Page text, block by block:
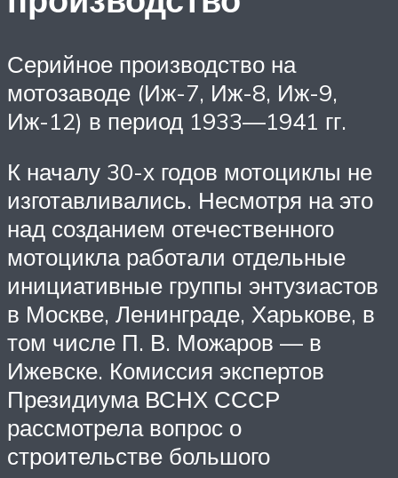
Серийное производство на
мотозаводе (Иж-7, Иж-8, Иж-9,
Иж-12) в период 1933—1941 гг.
К началу 30-х годов мотоциклы не
изготавливались. Несмотря на это
над созданием отечественного
мотоцикла работали отдельные
инициативные группы энтузиастов
в Москве, Ленинграде, Харькове, в
том числе П. В. Можаров — в
Ижевске. Комиссия экспертов
Президиума ВСНХ СССР
рассмотрела вопрос о
строительстве большого